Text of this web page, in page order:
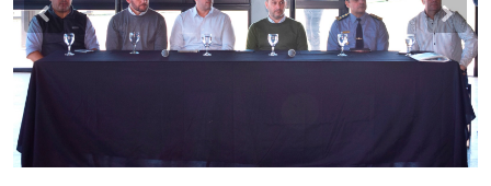
Previous